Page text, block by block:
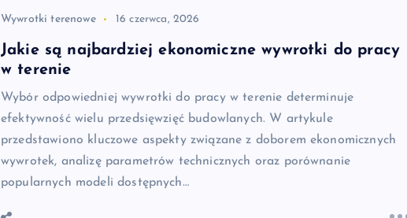
Wywrotki terenowe 16 czerwca, 2026
Jakie są najbardziej ekonomiczne wywrotki do pracy
w terenie
Wybór odpowiedniej wywrotki do pracy w terenie determinuje
efektywność wielu przedsięwzięć budowlanych. W artykule
przedstawiono kluczowe aspekty związane z doborem ekonomicznych
wywrotek, analizę parametrów technicznych oraz porównanie
popularnych modeli dostępnych…